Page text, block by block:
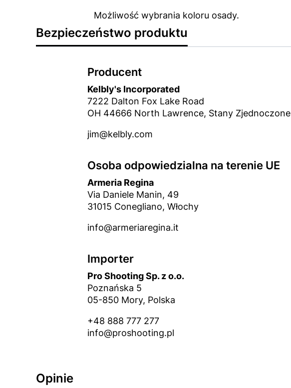
Możliwość wybrania koloru osady.
Bezpieczeństwo produktu
Producent
Kelbly's Incorporated
7222 Dalton Fox Lake Road
OH 44666 North Lawrence, Stany Zjednoczone
jim@kelbly.com
Osoba odpowiedzialna na terenie UE
Armeria Regina
Via Daniele Manin, 49
31015 Conegliano, Włochy
info@armeriaregina.it
Importer
Pro Shooting Sp. z o.o.
Poznańska 5
05-850 Mory, Polska
+48 888 777 277
info@proshooting.pl
Opinie